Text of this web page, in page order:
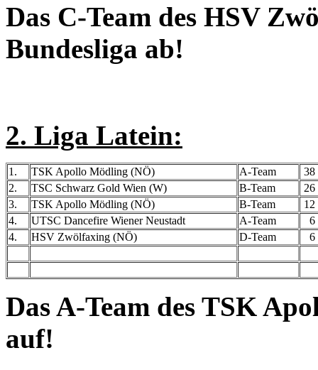
Das C-Team des HSV
Bundesliga ab!
2. Liga Latein:
1. TSK Apollo Mödling (NÖ) A-Team
38
2.
TSC Schwarz Gold Wien (W) B-Team
26
3.
TSK Apollo Mödling (NÖ) B-Team
12
4.
UTSC Dancefire Wiener Neustadt A-Team
6
4.
HSV Zwölfaxing (NÖ) D-Team 6
Das A-Team des TSK
auf!